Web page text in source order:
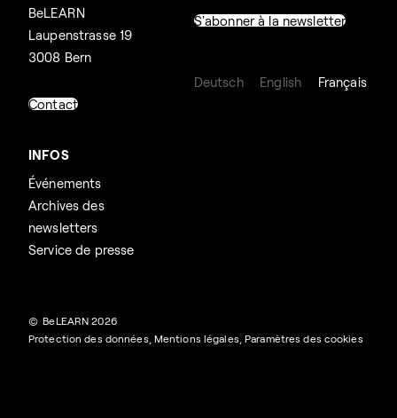
BeLEARN
Laupenstrasse 19
3008 Bern
Contact
INFOS
Événements
Archives des
newsletters
Service de presse
S'abonner à la newsletter
Deutsch English Français
© BeLEARN 2026
Protection des données Mentions légales ,Paramètres des cookies